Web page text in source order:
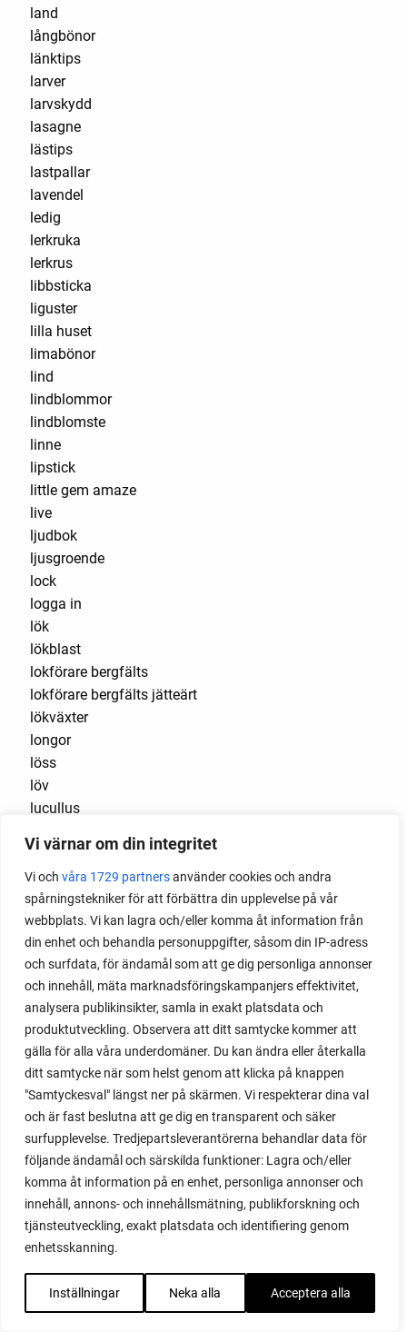
Vi värnar om din integritet
Vi och våra 1729 partnersanvänder cookies och andra
spårningstekniker för att förbättra din upplevelse på vår
webbplats. Vi kan lagra och/eller komma åt information från
din enhet och behandla personuppgifter, såsom din IP-adress
och surfdata, för ändamål som att ge dig personliga annonser
och innehåll, mäta marknadsföringskampanjers effektivitet,
analysera publikinsikter, samla in exakt platsdata och
produktutveckling. Observera att ditt samtycke kommer att
gälla för alla våra underdomäner. Du kan ändra eller återkalla
ditt samtycke när som helst genom att klicka på knappen
"Samtyckesval" längst ner på skärmen. Vi respekterar dina val
och är fast beslutna att ge dig en transparent och säker
surfupplevelse. Tredjepartsleverantörerna behandlar data för
följande ändamål och särskilda funktioner: Lagra och/eller
komma åt information på en enhet, personliga annonser och
innehåll, annons- och innehållsmätning, publikforskning och
tjänsteutveckling, exakt platsdata och identifiering genom
enhetsskanning.
Inställningar Neka alla Acceptera alla
land
långbönor
länktips
larver
larvskydd
lasagne
lästips
lastpallar
lavendel
ledig
lerkruka
lerkrus
libbsticka
liguster
lilla huset
limabönor
lind
lindblommor
lindblomste
linne
lipstick
little gem amaze
live
ljudbok
ljusgroende
lock
logga in
lök
lökblast
lokförare bergfälts
lokförare bergfälts jätteärt
lökväxter
longor
löss
löv
lucullus
luktärt
luktärter
Luleå
maché
majrova
majs
majskolvar
majskorn
måla
malou efter tio
mangold
märgärt
märgärter
markduk
marmelad
mars
marsvin
mask
maskrosor
mässa